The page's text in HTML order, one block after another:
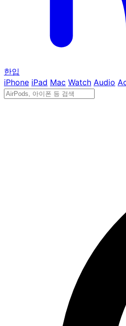
한입
iPhone iPad Mac Watch Audio